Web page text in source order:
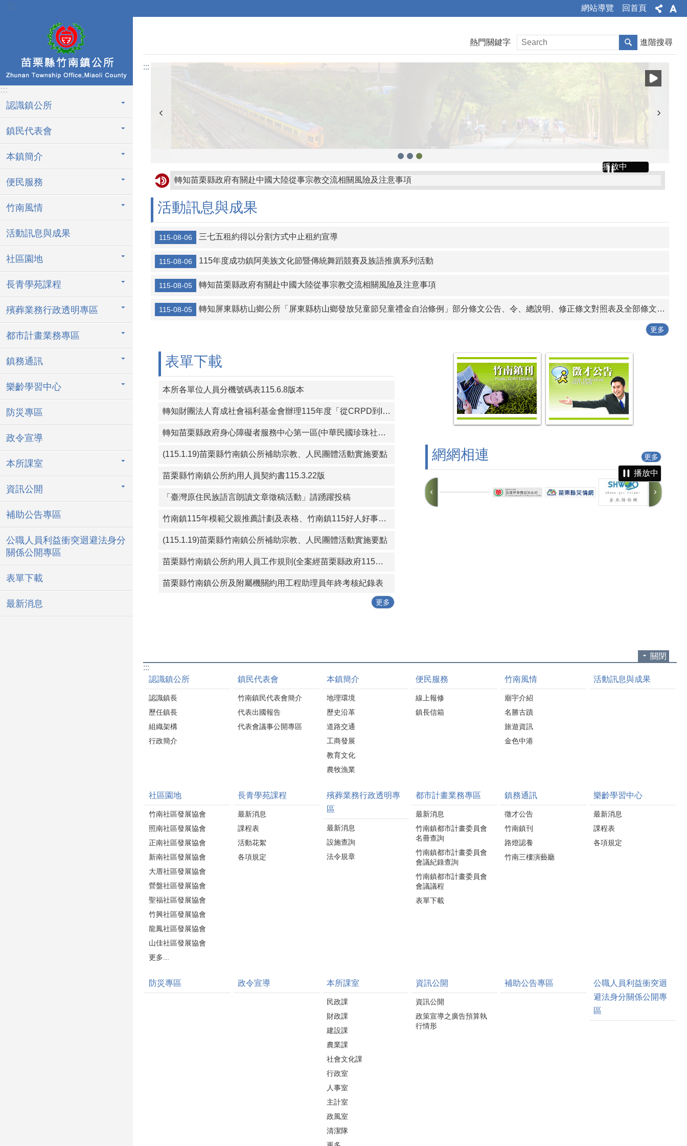
跳到主要內容區塊
::: 網站導覽 回首頁
:::
認識鎮公所
鎮民代表會
本鎮簡介
便民服務
竹南風情
活動訊息與成果
社區園地
長青學苑課程
殯葬業務行政透明專區
都市計畫業務專區
鎮務通訊
樂齡學習中心
防災專區
政令宣導
本所課室
資訊公開
補助公告專區
公職人員利益衝突迴避法身分
關係公開專區
表單下載
最新消息
熱門關鍵字 進階搜尋
:::
播放中
轉知苗栗縣政府有關赴中國大陸從事宗教交流相關風險及注意事項
轉知屏東縣枋山鄉公所「屏東縣枋山鄉發放兒童節兒童禮金自治條例」部分條文公告、令、總說明、修正條文對照表及全部條文各1份
轉知金門縣金沙鎮公所訂定「金門縣金沙鎮重陽敬老金發放自治條例」令、公告、條文全文、總說明、條文對照表各1份
【協助宣導】監察院115年營利事業捐贈政治獻金文宣
轉知宜蘭縣壯圍鄉公所 「宜蘭縣壯圍鄉鄉民考取並就讀國內大學院校獎勵金核發作業要點」一份
115年暑期保護青少年-青春專案
活動訊息與成果
115-08-06 三七五租約得以分割方式中止租約宣導
115-08-06 115年度成功鎮阿美族文化節暨傳統舞蹈競賽及族語推廣系列活動
115-08-05 轉知苗栗縣政府有關赴中國大陸從事宗教交流相關風險及注意事項
115-08-05 轉知屏東縣枋山鄉公所「屏東縣枋山鄉發放兒童節兒童禮金自治條例」部分條文公告、令、總說明、修正條文對照表及全部條文各1份
更多
表單下載
本所各單位人員分機號碼表115.6.8版本
轉知財團法人育成社會福利基金會辦理115年度「從CRPD到ISP－專業人員支持身心障礙者積極參與個別化服務計畫研習課程」報名簡章資料
轉知苗栗縣政府身心障礙者服務中心第一區(中華民國珍珠社會福利服務協會承辦)辦理「一家心聚系列宣導活動」第1次活動簡章
(115.1.19)苗栗縣竹南鎮公所補助宗教、人民團體活動實施要點
苗栗縣竹南鎮公所約用人員契約書115.3.22版
「臺灣原住民族語言朗讀文章徵稿活動」請踴躍投稿
竹南鎮115年模範父親推薦計劃及表格、竹南鎮115好人好事代表推薦計畫及表格
(115.1.19)苗栗縣竹南鎮公所補助宗教、人民團體活動實施要點
苗栗縣竹南鎮公所約用人員工作規則(全案經苗栗縣政府115年1月19日府勞資字第1150005614號同意備查)
苗栗縣竹南鎮公所及附屬機關約用工程助理員年終考核紀錄表
更多
網網相連
播放中
更多
關閉
:::
認識鎮公所
認識鎮長
歷任鎮長
組織架構
行政簡介
鎮民代表會
竹南鎮民代表會簡介
代表出國報告
代表會議事公開專區
本鎮簡介
地理環境
歷史沿革
道路交通
工商發展
教育文化
農牧漁業
便民服務
線上報修
鎮長信箱
竹南風情
廟宇介紹
名勝古蹟
旅遊資訊
金色中港
活動訊息與成果
社區園地
竹南社區發展協會
照南社區發展協會
正南社區發展協會
新南社區發展協會
大厝社區發展協會
營盤社區發展協會
聖福社區發展協會
竹興社區發展協會
龍鳳社區發展協會
山佳社區發展協會
更多...
長青學苑課程
最新消息
課程表
活動花絮
各項規定
殯葬業務行政透明專
區
最新消息
設施查詢
法令規章
都市計畫業務專區
最新消息
竹南鎮都市計畫委員會
名冊查詢
竹南鎮都市計畫委員會
會議紀錄查詢
竹南鎮都市計畫委員會
會議議程
表單下載
鎮務通訊
徵才公告
竹南鎮刊
路燈認養
竹南三樓演藝廳
樂齡學習中心
最新消息
課程表
各項規定
防災專區 政令宣導 本所課室
民政課
財政課
建設課
農業課
社會文化課
行政室
人事室
主計室
政風室
清潔隊
資訊公開
資訊公開
政策宣導之廣告預算執
行情形
補助公告專區
公職人員利益衝突迴
避法身分關係公開專
區